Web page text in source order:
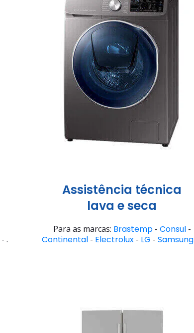
- .
Assistência técnica
lava e seca
Para as marcas: Brastemp- Consul-
Continental - Electrolux - LG - Samsung